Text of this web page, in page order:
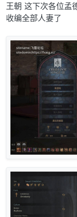
王朝 这下次各位孟
收编全部人妻了